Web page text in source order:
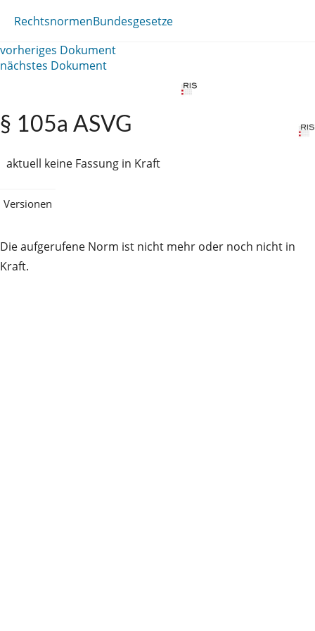
RechtsnormenBundesgesetze
vorheriges Dokument
nächstes Dokument
§ 105a ASVG
aktuell keine Fassung in Kraft
Versionen
Die aufgerufene Norm ist nicht mehr oder noch nicht in
Kraft.